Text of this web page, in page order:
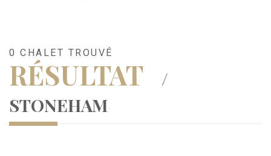
0 CHALET TROUVÉ
RÉSULTAT
/
STONEHAM